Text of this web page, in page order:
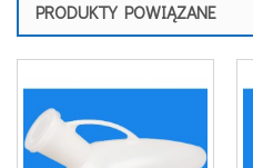
PRODUKTY POWIĄZANE